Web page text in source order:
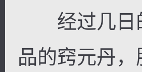
经过几日的
品的窍元丹